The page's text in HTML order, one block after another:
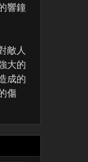
響鐘
敵人
大的
成的
傷